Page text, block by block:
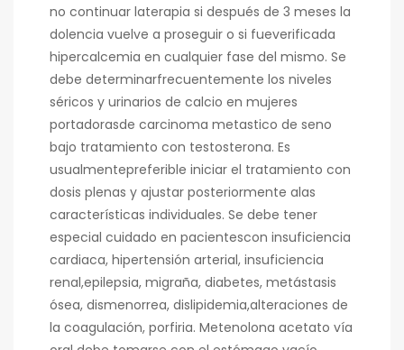
no continuar laterapia si después de 3 meses la
dolencia vuelve a proseguir o si fueverificada
hipercalcemia en cualquier fase del mismo. Se
debe determinarfrecuentemente los niveles
séricos y urinarios de calcio en mujeres
portadorasde carcinoma metastico de seno
bajo tratamiento con testosterona. Es
usualmentepreferible iniciar el tratamiento con
dosis plenas y ajustar posteriormente alas
características individuales. Se debe tener
especial cuidado en pacientescon insuficiencia
cardiaca, hipertensión arterial, insuficiencia
renal,epilepsia, migraña, diabetes, metástasis
ósea, dismenorrea, dislipidemia,alteraciones de
la coagulación, porfiria. Metenolona acetato vía